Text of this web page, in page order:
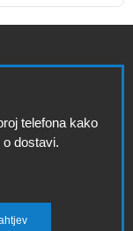
telefona kako
dostavi.